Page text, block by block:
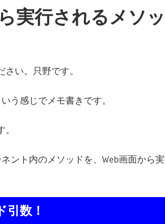
実行されるメソ
い。只野です。
う感じでメモ書きです。
ント内のメソッドを、Web画面から
引数！